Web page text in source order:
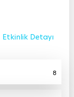
8
Etkinlik Detayı